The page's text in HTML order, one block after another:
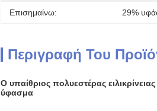
Επισημαίνω: 29%
Περιγραφή Του
Ο υπαίθριος πολυεστέρας
ύφασμα